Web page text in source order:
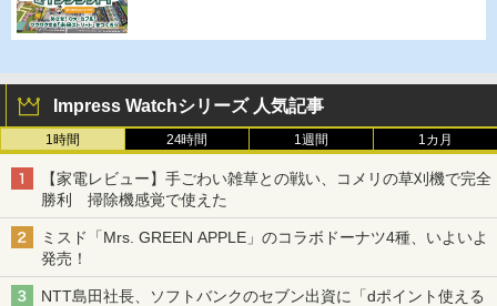
Impress Watchシリーズ 人気記事
1時間 24時間 1週間 1カ月
【家電レビュー】手ごわい雑草との戦い、コメリの草刈機で完全
勝利 掃除機感覚で使えた
ミスド「Mrs. GREEN APPLE」のコラボドーナツ4種、いよいよ
発売！
NTT島田社長、ソフトバンクのセブン出資に「dポイント使える